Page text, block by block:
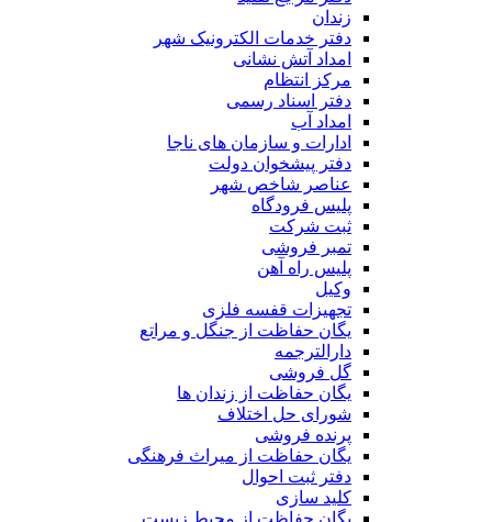
زندان
دفتر خدمات الکترونیک شهر
امداد آتش نشانی
مرکز انتظام
دفتر اسناد رسمی
امداد آب
ادارات و سازمان های ناجا
دفتر پیشخوان دولت
عناصر شاخص شهر
پلیس فرودگاه
ثبت شرکت
تمبر فروشی
پلیس راه آهن
وکیل
تجهیزات قفسه فلزی
یگان حفاظت از جنگل و مراتع
دارالترجمه
گل فروشی
یگان حفاظت از زندان ها
شورای حل اختلاف
پرنده فروشی
یگان حفاظت از میراث فرهنگی
دفتر ثبت احوال
کلید سازی